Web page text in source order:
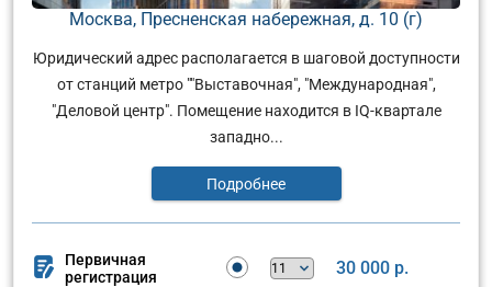
Москва, Пресненская набережная, д. 10 (г)
Юридический адрес располагается в шаговой доступности
от станций метро ""Выставочная", "Международная",
"Деловой центр". Помещение находится в IQ-квартале
западно...
Подробнее
Первичная
регистрация
30 000 р.